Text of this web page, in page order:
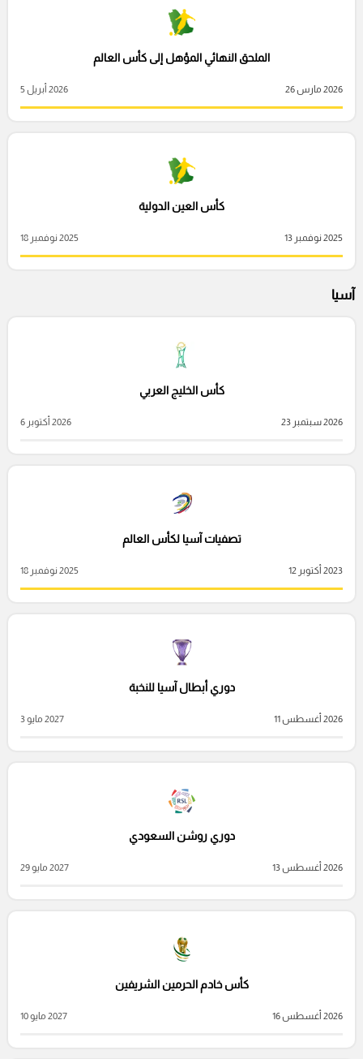
الملحق النهائي المؤهل إلى كأس العالم
2026 مارس 26 2026 أبريل 5
كأس العين الدولية
2025 نوفمبر 13 2025 نوفمبر 18
آسيا
كأس الخليج العربي
2026 سبتمبر 23 2026 أكتوبر 6
تصفيات آسيا لكأس العالم
2023 أكتوبر 12 2025 نوفمبر 18
دوري أبطال آسيا للنخبة
2026 أغسطس 11 2027 مايو 3
دوري روشن السعودي
2026 أغسطس 13 2027 مايو 29
كأس خادم الحرمين الشريفين
2026 أغسطس 16 2027 مايو 10